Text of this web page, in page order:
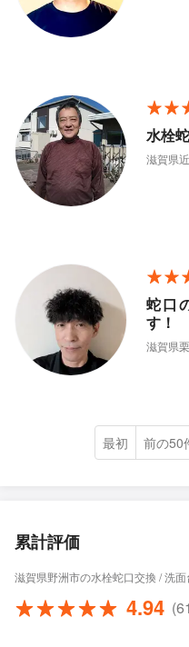
水栓
滋賀県
蛇口
す！
滋賀県
最初 前の50
累計評価
滋賀県野洲市の水栓蛇口交換 / 洗
4.94